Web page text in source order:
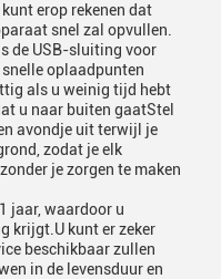
erop rekenen dat
snel zal opvullen.
de USB-sluiting voor
oplaadpunten
als u weinig tijd hebt
u naar buiten gaatStel
avondje uit terwijl je
zodat je elk
je zorgen te maken
jaar, waardoor u
krijgt.U kunt er zeker
beschikbaar zullen
in de levensduur en